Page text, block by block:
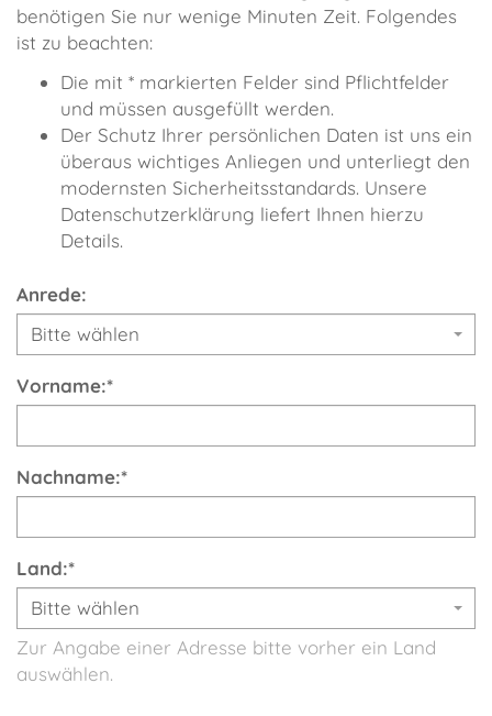
benötigen Sie nur wenige Minuten Zeit. Folgendes
ist zu beachten:
Die mit * markierten Felder sind Pflichtfelder
und müssen ausgefüllt werden.
Der Schutz Ihrer persönlichen Daten ist uns ein
überaus wichtiges Anliegen und unterliegt den
modernsten Sicherheitsstandards. Unsere
Datenschutzerklärung liefert Ihnen hierzu
Details.
Anrede:
Bitte wählen
Vorname:*
Nachname:*
Land:*
Bitte wählen
Zur Angabe einer Adresse bitte vorher ein Land
auswählen.